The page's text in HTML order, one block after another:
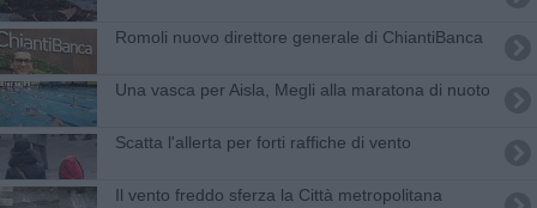
Romoli nuovo direttore generale di ChiantiBanca
Una vasca per Aisla, Megli alla maratona di nuoto
Scatta l'allerta per forti raffiche di vento
Il vento freddo sferza la Città metropolitana